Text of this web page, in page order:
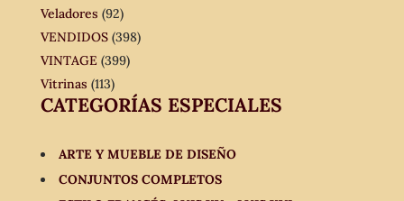
Veladores (92)
VENDIDOS (398)
VINTAGE (399)
Vitrinas (113)
CATEGORÍAS ESPECIALES
ARTE Y MUEBLE DE DISEÑO
CONJUNTOS COMPLETOS